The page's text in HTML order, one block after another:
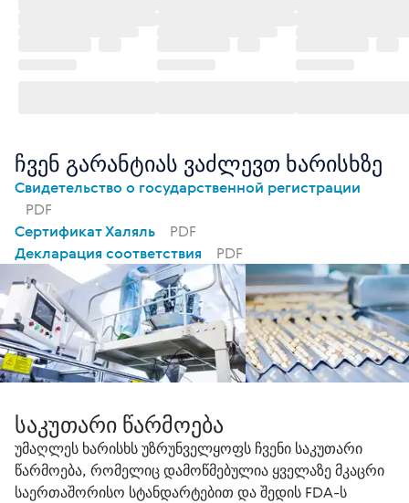
ჩვენ გარანტიას ვაძლევთ ხარისხზე
Свидетельство о государственной регистрации
PDF
Сертификат Халяль
PDF
Декларация соответствия
PDF
საკუთარი წარმოება
უმაღლეს ხარისხს უზრუნველყოფს ჩვენი საკუთარი
წარმოება, რომელიც დამოწმებულია ყველაზე მკაცრი
საერთაშორისო სტანდარტებით და შედის FDA-ს